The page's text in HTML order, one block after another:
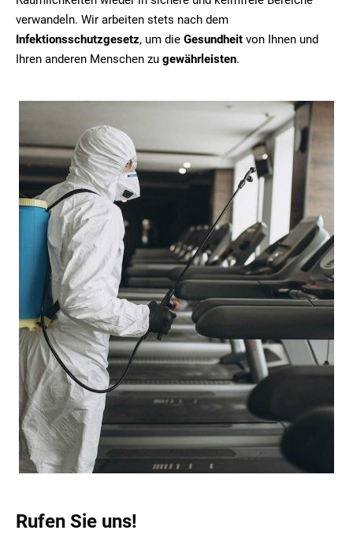
verwandeln. Wir arbeiten stets nach dem
Infektionsschutzgesetz, um die Gesundheit von Ihnen und
Ihren anderen Menschen zu gewährleisten.
Rufen Sie uns!